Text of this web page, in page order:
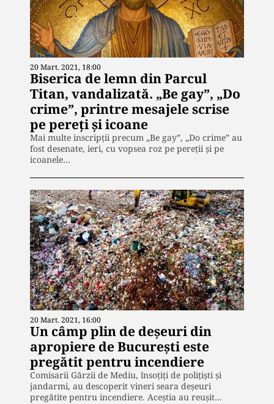
20 Mart. 2021, 18:00
Biserica de lemn din Parcul
Titan, vandalizată. „Be gay”, „Do
crime”, printre mesajele scrise
pe pereți și icoane
Mai multe inscripții precum „Be gay”, „Do crime” au
fost desenate, ieri, cu vopsea roz pe pereții și pe
icoanele…
20 Mart. 2021, 16:00
Un câmp plin de deșeuri din
apropiere de București este
pregătit pentru incendiere
Comisarii Gărzii de Mediu, însoțiți de polițiști și
jandarmi, au descoperit vineri seara deșeuri
pregătite pentru incendiere. Aceștia au reușit…